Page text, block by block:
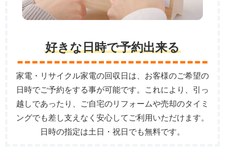
好きな日時で予約出来る
家電・リサイクル家電の回収日は、お客様のご希望の
日時でご予約をする事が可能です。これにより、引っ
越しであったり、ご自宅のリフォームや売却のタイミ
ングでも差し支えなく安心してご利用いただけます。
日時の指定は土日・祝日でも無料です。